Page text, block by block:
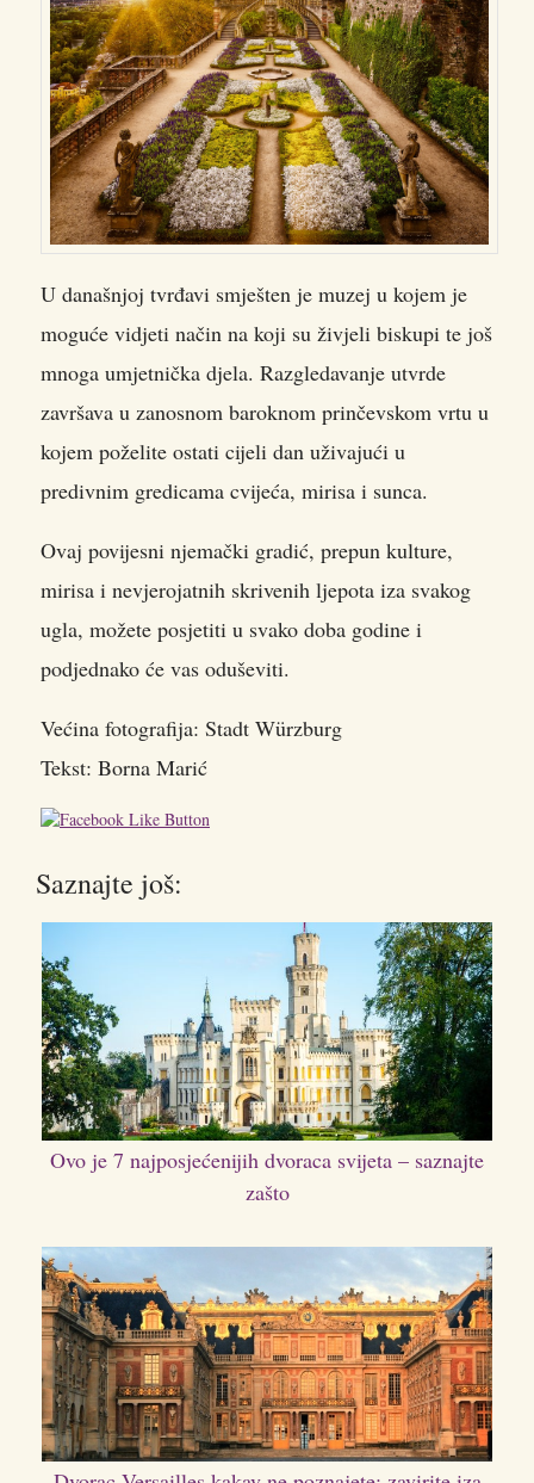
U današnjoj tvrđavi smješten je muzej u kojem je
moguće vidjeti način na koji su živjeli biskupi te još
mnoga umjetnička djela. Razgledavanje utvrde
završava u zanosnom baroknom prinčevskom vrtu u
kojem poželite ostati cijeli dan uživajući u
predivnim gredicama cvijeća, mirisa i sunca.
Ovaj povijesni njemački gradić, prepun kulture,
mirisa i nevjerojatnih skrivenih ljepota iza svakog
ugla, možete posjetiti u svako doba godine i
podjednako će vas oduševiti.
Većina fotografija: Stadt Würzburg
Tekst: Borna Marić
Saznajte još:
Ovo je 7 najposjećenijih dvoraca svijeta – saznajte
zašto